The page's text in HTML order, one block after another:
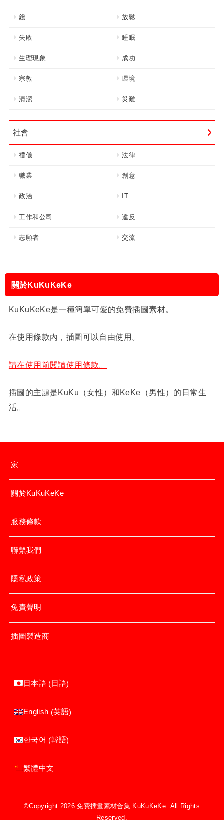
錢 放鬆
失敗 睡眠
生理現象 成功
宗教 環境
清潔 災難
社會
禮儀 法律
職業 創意
政治 IT
工作和公司 違反
志願者 交流
關於KuKuKeKe
KuKuKeKe是一種簡單可愛的免費插圖素材。
在使用條款內，插圖可以自由使用。
請在使用前閱讀使用條款。
插圖的主題是KuKu（女性）和KeKe（男性）的日常生
活。
家
關於KuKuKeKe
服務條款
聯繫我們
隱私政策
免責聲明
插圖製造商
日本語 (日語)
English (英語)
한국어 (韓語)
繁體中文
©Copyright 2026免費插畫素材合集 KuKuKeKe.All Rights
Reserved.